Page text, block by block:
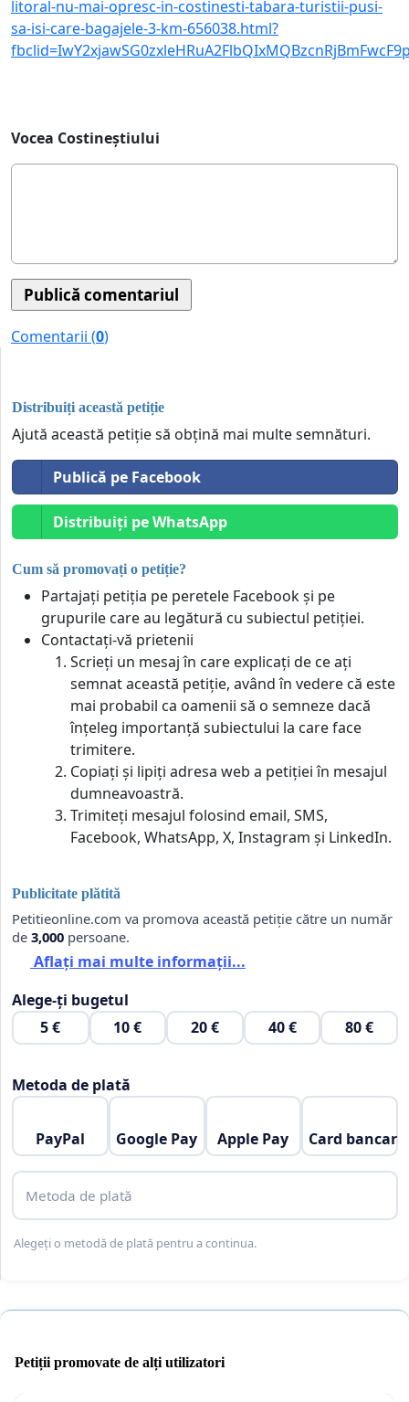
litoral-nu-mai-opresc-in-costinesti-tabara-turistii-pusi-
sa-isi-care-bagajele-3-km-656038.html?
Vocea Costineștiului
Comentarii (0)
Distribuiți această petiție
Ajută această petiție să obțină mai multe semnături.
Publică pe Facebook
Distribuiți pe WhatsApp
Cum să promovați o petiție?
Partajați petiția pe peretele Facebook și pe
grupurile care au legătură cu subiectul petiției.
Contactați-vă prietenii
Scrieți un mesaj în care explicați de ce ați
semnat această petiție, având în vedere că este
mai probabil ca oamenii să o semneze dacă
înțeleg importanță subiectului la care face
trimitere.
Copiați și lipiți adresa web a petiției în mesajul
dumneavoastră.
Trimiteți mesajul folosind email, SMS,
Facebook, WhatsApp, X, Instagram și LinkedIn.
Publicitate plătită
Petitieonline.com va promova această petiție către un număr
de 3,000 persoane.
Aflați mai multe informații...
Alege-ți bugetul
5 €
10 € 20 € 40 € 80 €
Metoda de plată
PayPal Google Pay Apple Pay Card bancar
Metoda de plată
Alegeți o metodă de plată pentru a continua.
Petiții promovate de alți utilizatori